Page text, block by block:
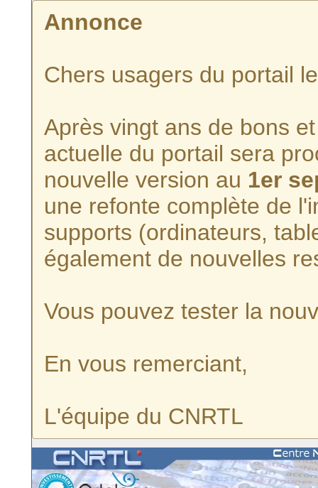
Annonce
Chers usagers du portail
Après vingt ans de bons
actuelle du portail sera
nouvelle version au 1er
une refonte complète de
supports (ordinateurs,
également de nouvelles
Vous pouvez tester la
En vous remerciant,
L'équipe du CNRTL